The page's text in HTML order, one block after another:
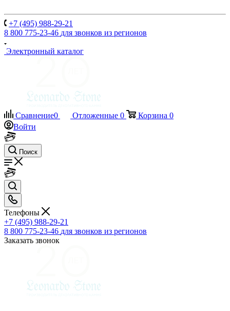
+7 (495) 988-29-21
8 800 775-23-46 для звонков из регионов
Электронный каталог
Сравнение0 Отложенные 0 Корзина 0
Войти
Поиск
Телефоны
+7 (495) 988-29-21
8 800 775-23-46 для звонков из регионов
Заказать звонок